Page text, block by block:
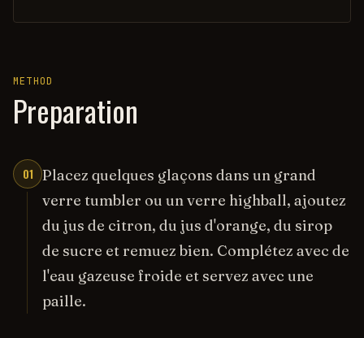
METHOD
Preparation
01 Placez quelques glaçons dans un grand
verre tumbler ou un verre highball, ajoutez
du jus de citron, du jus d'orange, du sirop
de sucre et remuez bien. Complétez avec de
l'eau gazeuse froide et servez avec une
paille.